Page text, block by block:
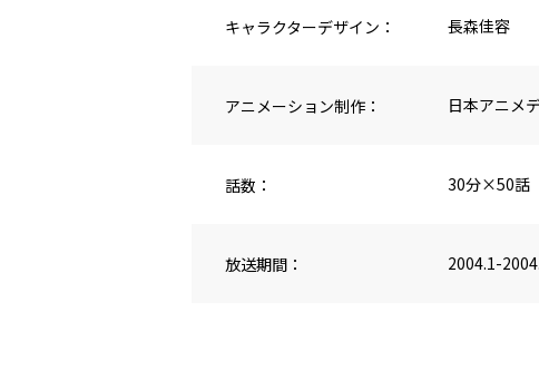
キャラクターデザイン： 長森佳容
アニメーション制作： 日本アニメ
話数： 30分×50話
放送期間： 2004.1-